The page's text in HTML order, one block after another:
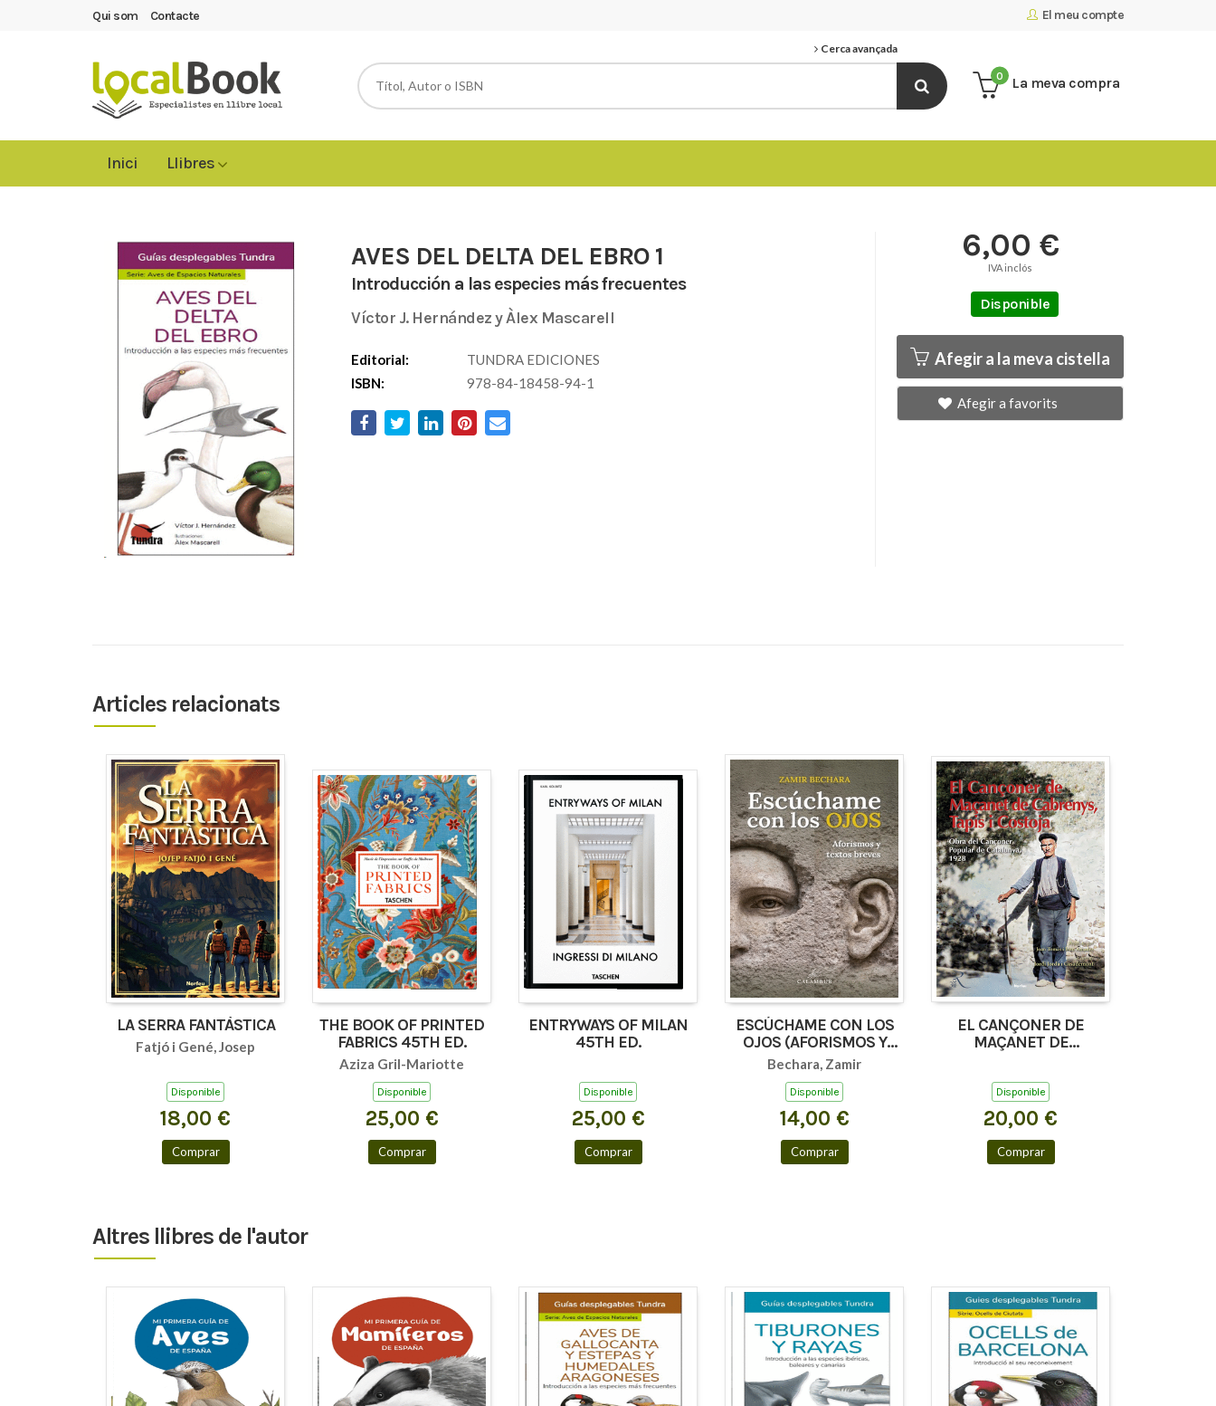
El meu compte
Qui som Contacte
Cerca avançada
La meva compra
0
Inici Llibres
AVES DEL DELTA DEL EBRO 1
Introducción a las especies más frecuentes
Víctor J. Hernández y Àlex Mascarell
Editorial:
TUNDRA EDICIONES
ISBN:
978-84-18458-94-1
6,00 €
IVA inclós
Disponible
Afegir a la meva cistella
Afegir a favorits
Articles relacionats
LA SERRA FANTÀSTICA
Fatjó i Gené, Josep
Disponible
18,00 €
Comprar
THE BOOK OF PRINTED
FABRICS 45TH ED.
Aziza Gril-Mariotte
Disponible
25,00 €
Comprar
ENTRYWAYS OF MILAN
45TH ED.
Disponible
25,00 €
Comprar
ESCÚCHAME CON LOS
OJOS (AFORISMOS Y
TEXTOS BREVES)
Bechara, Zamir
Disponible
14,00 €
Comprar
EL CANÇONER DE
MAÇANET DE
Disponible
20,00 €
Comprar
Altres llibres de l'autor